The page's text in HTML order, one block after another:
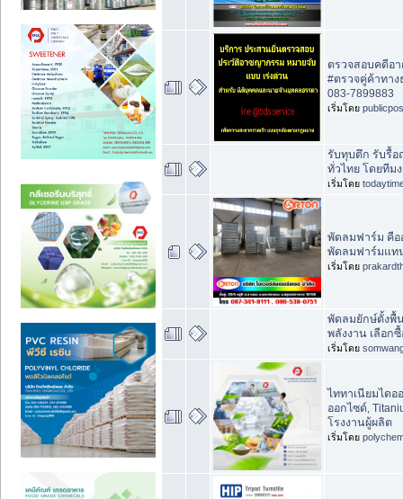
ตรวจสอบคดีอ
#ตรวจคู่ค้าทาง
083-7899883
เริ่มโดย
รับทุบตึก รับรื้อ
ทั่วไทย โดยทีม
เริ่มโดย
พัดลมฟาร์ม คือ
พัดลมฟาร์มแท
เริ่มโดย
พัดลมยักษ์ตั้งพื้
พลังงาน เลือกซื้
เริ่มโดย
ไททาเนียมไดอ
ออกไซด์,
โรงงานผู้ผลิต
เริ่มโดย